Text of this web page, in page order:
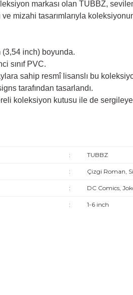
markası olan TUBBZ,
ve mizahi tasarımlarıyla
(3,54 inch) boyunda.
sınıf PVC.
sahip resmî lisanslı bu
tarafından tasarlandı.
koleksiyon kutusu ile de
: TUBBZ
: Çizgi Roman,
: DC Comics,
: 1-6 inch